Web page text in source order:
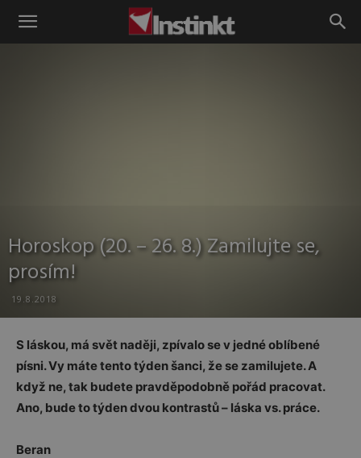
Instinkt
Horoskop (20. – 26. 8.) Zamilujte se,
prosím!
19.8.2018
S láskou, má svět naději, zpívalo se v jedné oblíbené
písni. Vy máte tento týden šanci, že se zamilujete. A
když ne, tak budete pravděpodobně pořád pracovat.
Ano, bude to týden dvou kontrastů – láska vs. práce.
Beran